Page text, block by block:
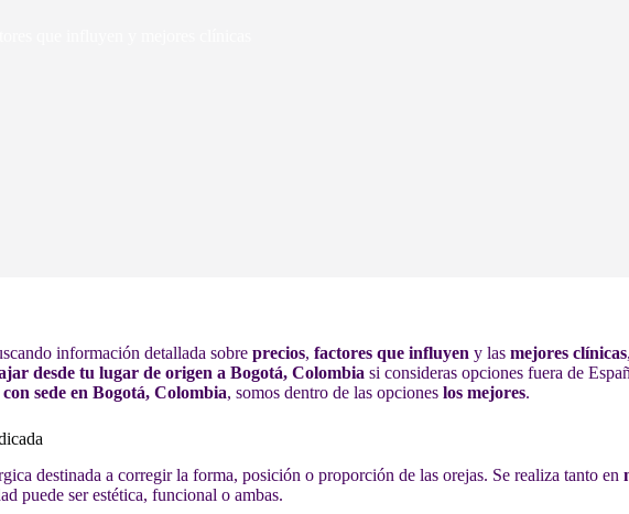
información detallada sobre precios, factores que influyen y las mejores clínicas
desde tu lugar de origen a Bogotá, Colombia si consideras opciones fuera de
sede en Bogotá, Colombia, somos dentro de las opciones los mejores.
destinada a corregir la forma, posición o proporción de las orejas. Se realiza tanto en
puede ser estética, funcional o ambas.